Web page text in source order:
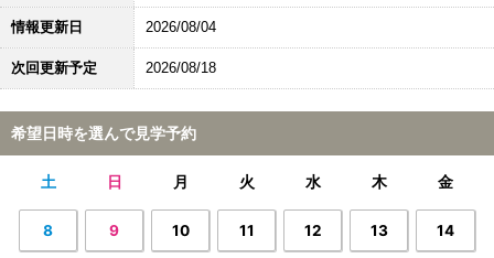
情報更新日 2026/08/04
次回更新予定 2026/08/18
希望日時を選んで見学予約
土 日 月 火 水 木 金
8 9 10 11 12 13 14